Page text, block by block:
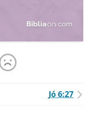
Jó 6:27